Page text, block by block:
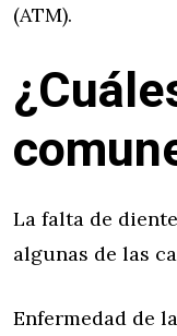
(ATM).
La falta de
algunas de las
Enfermedad de